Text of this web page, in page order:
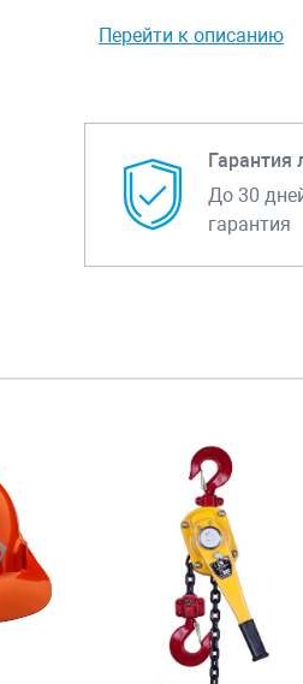
Перейти к описанию
Гарантия
До 30
гарантия